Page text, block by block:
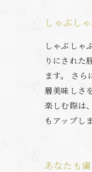
しゃぶし
しゃぶしゃ
りにされた
ます。 さ
層美味しさ
楽しむ際は
もアップし
あなたも